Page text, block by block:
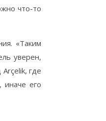
что-то
«Таким
уверен,
где
иначе его